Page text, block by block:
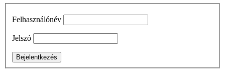
Felhasználónév
Jelszó